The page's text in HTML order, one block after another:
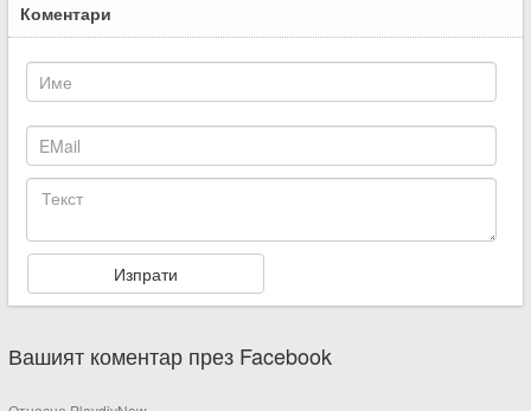
Коментари
Вашият коментар през Facebook